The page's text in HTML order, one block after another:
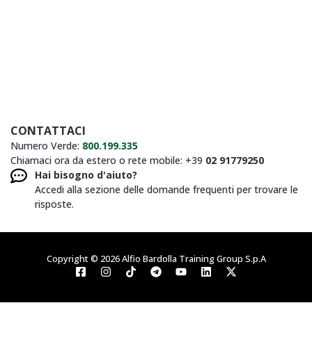
CONTATTACI
Numero Verde: 800.199.335
Chiamaci ora da estero o rete mobile: +39 02 91779250
Hai bisogno d'aiuto?
Accedi alla sezione delle domande frequenti per trovare le
risposte.
Copyright © 2026 Alfio Bardolla Training Group S.p.A